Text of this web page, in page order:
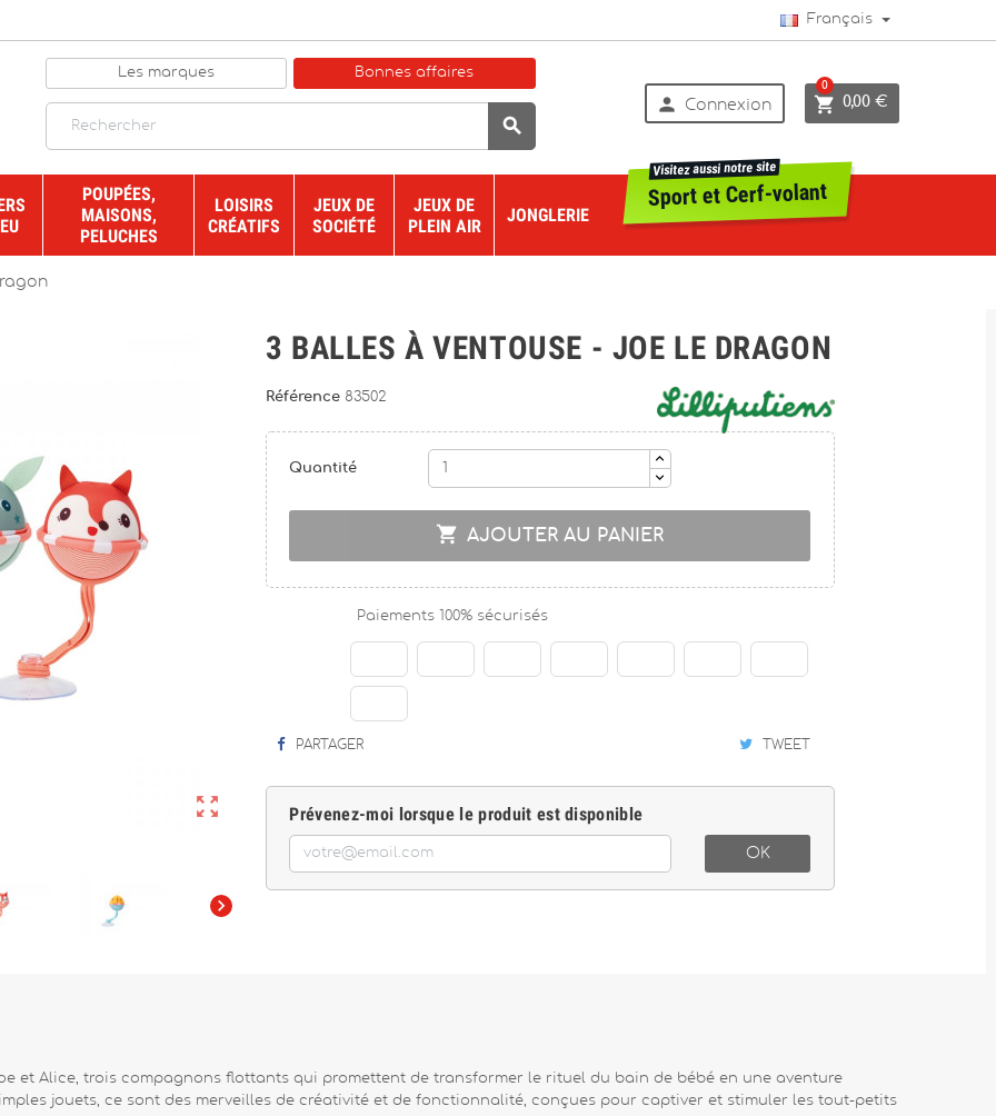
Français
Les marques Bonnes affaires

 Connexion  0,00 €
0
POUPÉES,
MAISONS,
PELUCHES
LOISIRS
CRÉATIFS
JEUX DE
SOCIÉTÉ
JEUX DE
PLEIN AIR
JONGLERIE
Sport et Cerf-volant
Visitez aussi notre site


3 BALLES À VENTOUSE - JOE LE DRAGON
Référence 83502
Quantité
 AJOUTER AU PANIER
Paiements 100% sécurisés
PARTAGER TWEET
Prévenez-moi lorsque le produit est disponible
OK
et Alice, trois compagnons flottants qui promettent de transformer le rituel du bain de bébé en une aventure
jouets, ce sont des merveilles de créativité et de fonctionnalité, conçues pour captiver et stimuler les tout-petits